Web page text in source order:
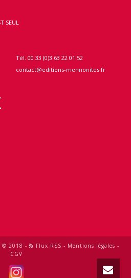
SEUL
Tél. 00 33 (0)3 63 22 01 52
contact@editions-mennonites.fr
© 2018 - Flux RSS - Mentions légales -
CGV